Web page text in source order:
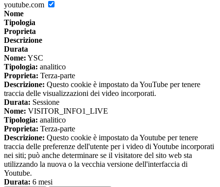
youtube.com
Nome
Tipologia
Proprieta
Descrizione
Durata
Nome: YSC
Tipologia: analitico
Proprieta: Terza-parte
Descrizione: Questo cookie è impostato da YouTube per tenere
traccia delle visualizzazioni dei video incorporati.
Durata: Sessione
Nome: VISITOR_INFO1_LIVE
Tipologia: analitico
Proprieta: Terza-parte
Descrizione: Questo cookie è impostato da Youtube per tenere
traccia delle preferenze dell'utente per i video di Youtube incorporati
nei siti; può anche determinare se il visitatore del sito web sta
utilizzando la nuova o la vecchia versione dell'interfaccia di
Youtube.
Durata: 6 mesi